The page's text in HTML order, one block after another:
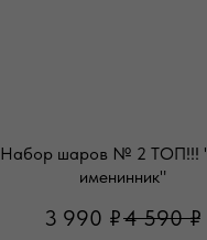
Набор шаров № 2 ТОП!!!
именинник"
3 990 ₽4 590 ₽